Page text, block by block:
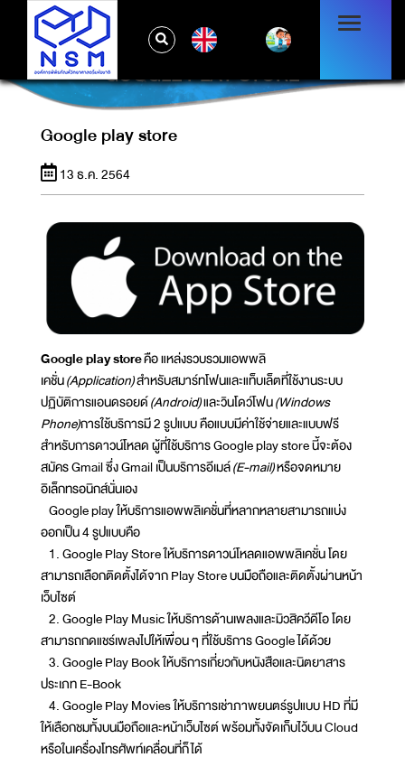
GOOGLE PLAY STORE
Google play store
13 ธ.ค. 2564
Google play storeคือ แหล่งรวบรวมแอพพลิ
เคชั่น(Application)สำหรับสมาร์ทโฟนและแท็บเล็ตที่ใช้งานระบบ
ปฏิบัติการแอนดรอยด์(Android)และวินโดว์โฟน(Windows
Phone)การใช้บริการมี 2 รูปแบบ คือแบบมีค่าใช้จ่ายและแบบฟรี
สำหรับการดาวน์โหลด ผู้ที่ใช้บริการ Google play store นี้จะต้อง
สมัคร Gmail ซึ่ง Gmail เป็นบริการอีเมล์(E-mail)หรือจดหมาย
อิเล็กทรอนิกส์นั่นเอง
Google play ให้บริการแอพพลิเคชั่นที่หลากหลายสามารถแบ่ง
ออกเป็น 4 รูปแบบคือ
1. Google Play Store ให้บริการดาวน์โหลดแอพพลิเคชั่น โดย
สามารถเลือกติดตั้งได้จาก Play Store บนมือถือและติดตั้งผ่านหน้า
เว็บไซต์
2. Google Play Music ให้บริการด้านเพลงและมิวสิควีดีโอ โดย
สามารถกดแชร์เพลงไปให้เพื่อน ๆ ที่ใช้บริการ Google ได้ด้วย
3. Google Play Book ให้บริการเกี่ยวกับหนังสือและนิตยาสาร
ประเภท E-Book
4. Google Play Movies ให้บริการเช่าภาพยนตร์รูปแบบ HD ที่มี
ให้เลือกชมทั้งบนมือถือและหน้าเว็บไซต์ พร้อมทั้งจัดเก็บไว้บน Cloud
หรือในเครื่องโทรศัพท์เคลื่อนที่ก็ได้